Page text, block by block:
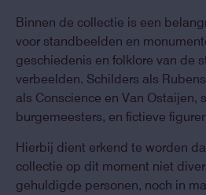
Binnen de collectie is een
voor standbeelden en
geschiedenis en folklore van de
verbeelden. Schilders als
als Conscience en Van Ostaijen,
burgemeesters, en fictieve
Hierbij dient erkend te worden
collectie op dit moment niet
gehuldigde personen, noch in